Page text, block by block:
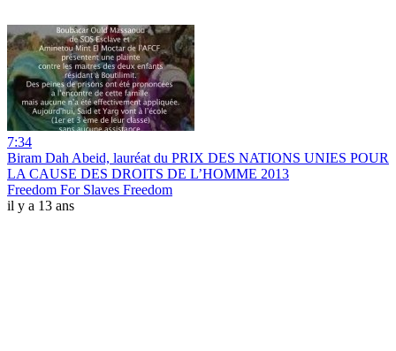
7:34
Biram Dah Abeid, lauréat du PRIX DES NATIONS UNIES POUR
LA CAUSE DES DROITS DE L’HOMME 2013
Freedom For Slaves Freedom
il y a 13 ans